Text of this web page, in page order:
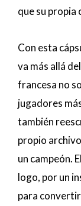
que su propia
Con esta
va más allá
francesa no
jugadores
también
propio
un campeón.
logo, por un
para